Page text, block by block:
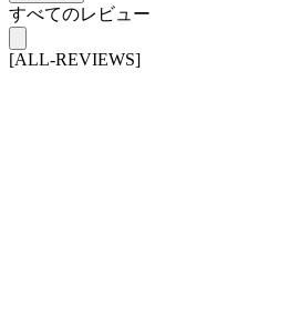
すべてのレビュー
[ALL-REVIEWS]